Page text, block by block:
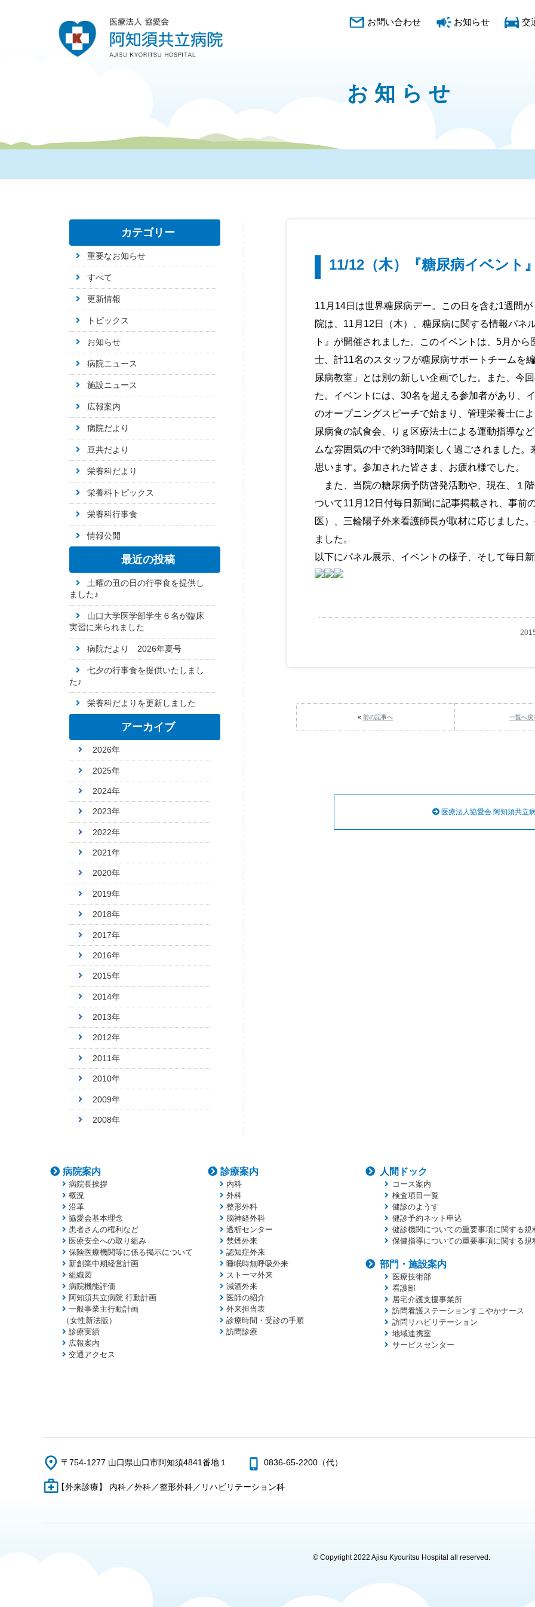
交
お知らせ
お問い合わせ
お知らせ
11/12（木）『糖尿病イベント
11月14日は世界糖尿病デー。この日を含む1週間
院は、11月12日（木）、糖尿病に関する情報パネ
ト』が開催されました。このイベントは、5月か
士、計11名のスタッフが糖尿病サポートチームを
尿病教室」とは別の新しい企画でした。また、今
た。イベントには、30名を超える参加者があり、
のオープニングスピーチで始まり、管理栄養士に
尿病食の試食会、りｇ区療法士による運動指導な
ムな雰囲気の中で約3時間楽しく過ごされました
思います。参加された皆さま、お疲れ様でした。
また、当院の糖尿病予防啓発活動や、現在、１
ついて11月12日付毎日新聞に記事掲載され、事前
医）、三輪陽子外来看護師長が取材に応じました
ました。
以下にパネル展示、イベントの様子、そして毎日
«前の記事へ 一覧へ戻
医療法人協愛会 阿知須共立
カテゴリー
重要なお知らせ
すべて
更新情報
トピックス
お知らせ
病院ニュース
施設ニュース
広報案内
病院だより
豆共だより
栄養科だより
栄養科トピックス
栄養科行事食
情報公開
最近の投稿
土曜の丑の日の行事食を提供し
ました♪
山口大学医学部学生６名が臨床
実習に来られました
病院だより 2026年夏号
七夕の行事食を提供いたしまし
た♪
栄養科だよりを更新しました
アーカイブ
2026年
2025年
2024年
2023年
2022年
2021年
2020年
2019年
2018年
2017年
2016年
2015年
2014年
2013年
2012年
2011年
2010年
2009年
2008年
病院案内
病院長挨拶
概況
沿革
協愛会基本理念
患者さんの権利など
医療安全への取り組み
保険医療機関等に係る掲示について
新創業中期経営計画
組織図
病院機能評価
阿知須共立病院 行動計画
一般事業主行動計画
（女性新法版）
診療実績
広報案内
交通アクセス
診療案内
内科
外科
整形外科
脳神経外科
透析センター
禁煙外来
認知症外来
睡眠時無呼吸外来
ストーマ外来
減酒外来
医師の紹介
外来担当表
診療時間・受診の手順
訪問診療
人間ドック
コース案内
検査項目一覧
健診のようす
健診予約ネット申込
健診機関についての重要事項に関する規
保健指導についての重要事項に関する規
部門・施設案内
医療技術部
看護部
居宅介護支援事業所
訪問看護ステーションすこやかナース
訪問リハビリテーション
地域連携室
サービスセンター
〒754-1277 山口県山口市阿知須4841番地１ 0836-65-2200（代）
【外来診療】 内科／外科／整形外科／リハビリテーション科
© Copyright 2022 Ajisu Kyouritsu Hospital all reserved.